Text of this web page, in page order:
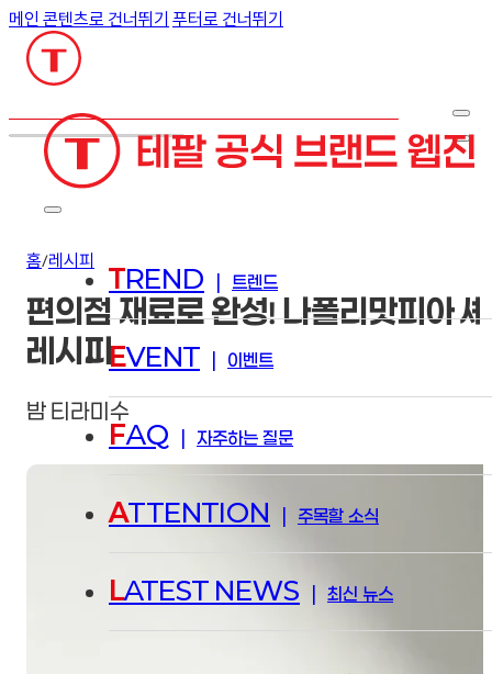
메인 콘텐츠로 건너뛰기 푸터로 건너뛰기
TREND 트렌드
EVENT 이벤트
FAQ 자주하는 질문
ATTENTION 주목할 소식
LATEST NEWS 최신 뉴스
홈/레시피
편의점 재료로 완성! 나폴리맛피아
레시피
밤 티라미수